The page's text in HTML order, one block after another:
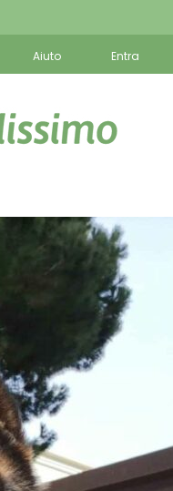
Aiuto Entra